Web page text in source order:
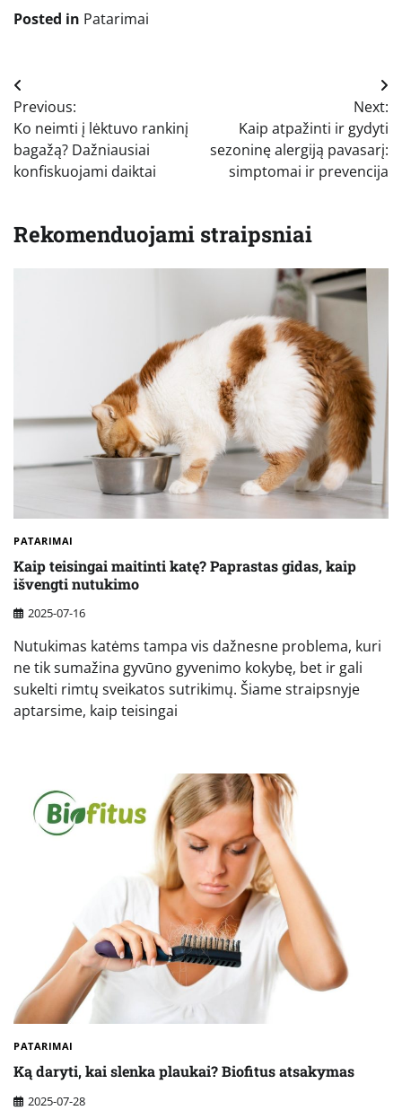
Posted in Patarimai
Navigacija
tarp
įrašų
Previous:
Ko neimti į lėktuvo rankinį
bagažą? Dažniausiai
konfiskuojami daiktai
Next:
Kaip atpažinti ir gydyti
sezoninę alergiją pavasarį:
simptomai ir prevencija
Rekomenduojami straipsniai
PATARIMAI
Kaip teisingai maitinti katę? Paprastas gidas, kaip
išvengti nutukimo
2025-07-16
Nutukimas katėms tampa vis dažnesne problema, kuri
ne tik sumažina gyvūno gyvenimo kokybę, bet ir gali
sukelti rimtų sveikatos sutrikimų. Šiame straipsnyje
aptarsime, kaip teisingai
PATARIMAI
Ką daryti, kai slenka plaukai? Biofitus atsakymas
2025-07-28